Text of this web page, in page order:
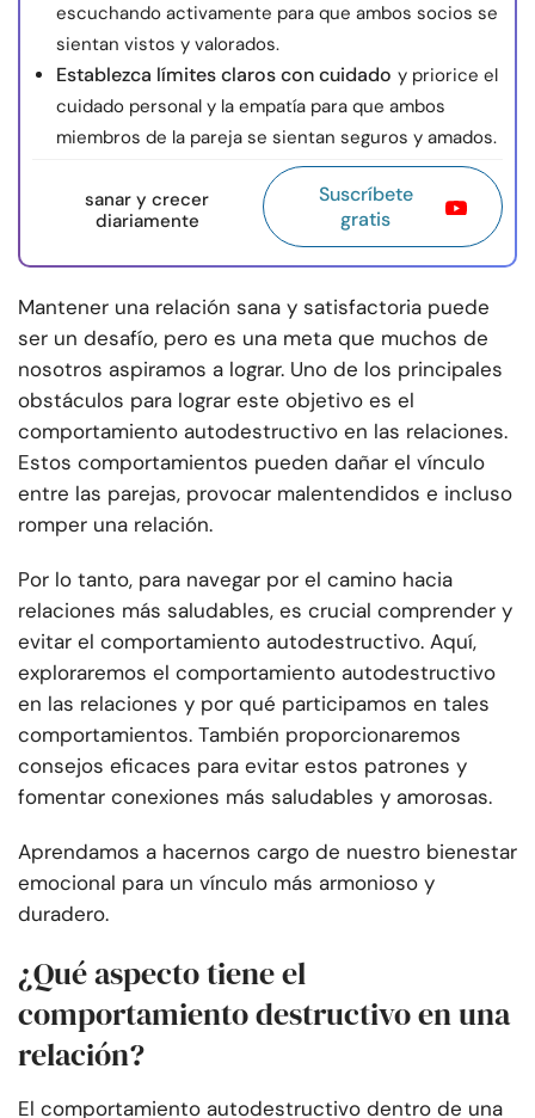
escuchando activamente para que ambos socios se
sientan vistos y valorados.
Establezca límites claros con cuidado y priorice el
cuidado personal y la empatía para que ambos
miembros de la pareja se sientan seguros y amados.
sanar y crecer
diariamente
Suscríbete
gratis
Mantener una relación sana y satisfactoria puede
ser un desafío, pero es una meta que muchos de
nosotros aspiramos a lograr. Uno de los principales
obstáculos para lograr este objetivo es el
comportamiento autodestructivo en las relaciones.
Estos comportamientos pueden dañar el vínculo
entre las parejas, provocar malentendidos e incluso
romper una relación.
Por lo tanto, para navegar por el camino hacia
relaciones más saludables, es crucial comprender y
evitar el comportamiento autodestructivo. Aquí,
exploraremos el comportamiento autodestructivo
en las relaciones y por qué participamos en tales
comportamientos. También proporcionaremos
consejos eficaces para evitar estos patrones y
fomentar conexiones más saludables y amorosas.
Aprendamos a hacernos cargo de nuestro bienestar
emocional para un vínculo más armonioso y
duradero.
¿Qué aspecto tiene el
comportamiento destructivo en una
relación?
El comportamiento autodestructivo dentro de una